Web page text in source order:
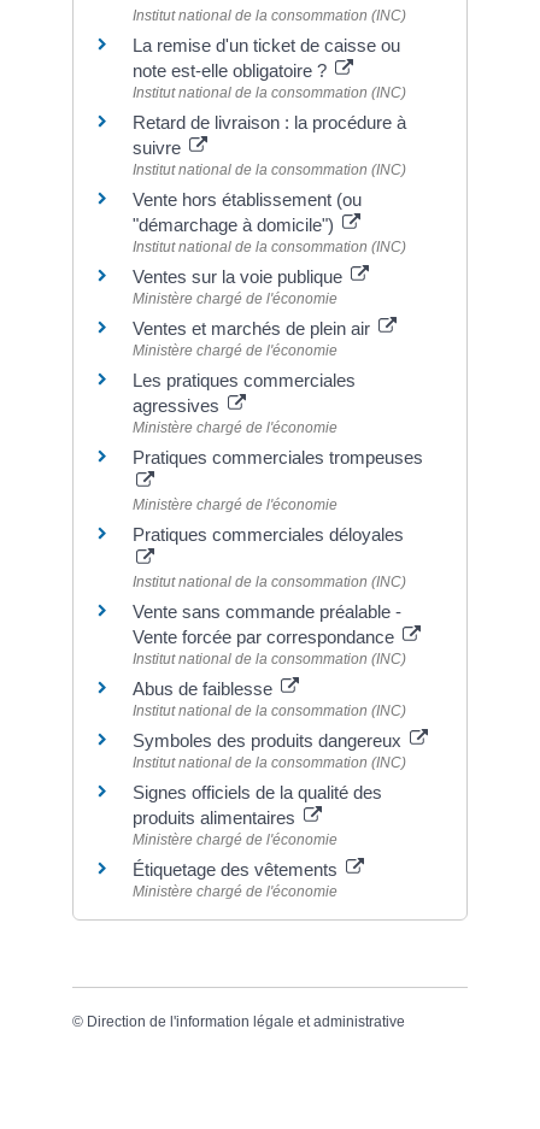
Institut national de la consommation (INC)
La remise d'un ticket de caisse ou
note est-elle obligatoire ?
Institut national de la consommation (INC)
Retard de livraison : la procédure à
suivre
Institut national de la consommation (INC)
Vente hors établissement (ou
"démarchage à domicile")
Institut national de la consommation (INC)
Ventes sur la voie publique
Ministère chargé de l'économie
Ventes et marchés de plein air
Ministère chargé de l'économie
Les pratiques commerciales
agressives
Ministère chargé de l'économie
Pratiques commerciales trompeuses
Ministère chargé de l'économie
Pratiques commerciales déloyales
Institut national de la consommation (INC)
Vente sans commande préalable -
Vente forcée par correspondance
Institut national de la consommation (INC)
Abus de faiblesse
Institut national de la consommation (INC)
Symboles des produits dangereux
Institut national de la consommation (INC)
Signes officiels de la qualité des
produits alimentaires
Ministère chargé de l'économie
Étiquetage des vêtements
Ministère chargé de l'économie
© Direction de l'information légale et administrative